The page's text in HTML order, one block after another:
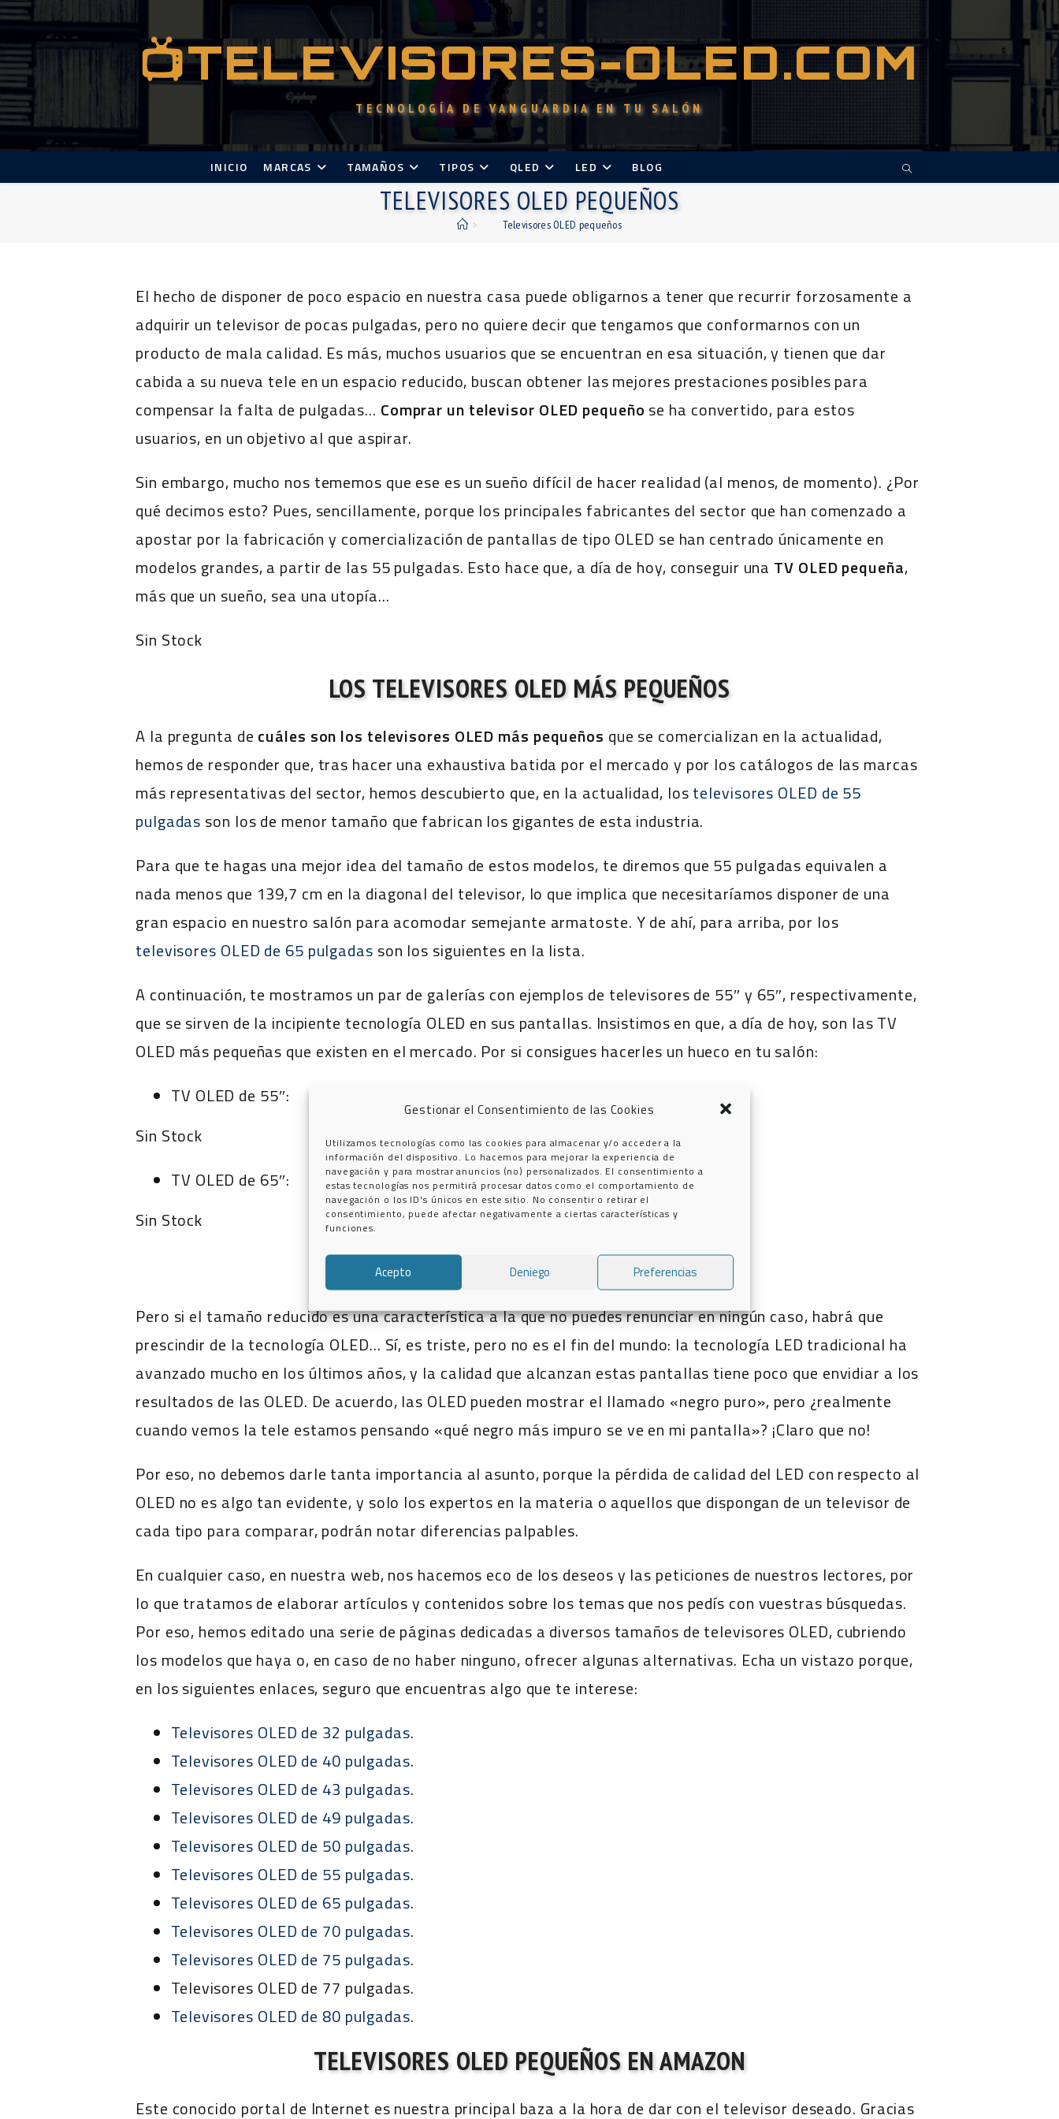
Gestionar el Consentimiento de las Cookies
Utilizamos tecnologías como las cookies para almacenar y/o acceder a la
información del dispositivo. Lo hacemos para mejorar la experiencia de
navegación y para mostrar anuncios (no) personalizados. El consentimiento a
estas tecnologías nos permitirá procesar datos como el comportamiento de
navegación o los ID's únicos en este sitio. No consentir o retirar el
consentimiento, puede afectar negativamente a ciertas características y
funciones.
Acepto Deniego Preferencias
Ir
contenido
📺TELEVISORES-OLED.COM
TECNOLOGÍA DE VANGUARDIA EN TU SALÓN
INICIO MARCAS TAMAÑOS TIPOS QLED LED BLOG
TELEVISORES OLED PEQUEÑOS
> Televisores OLED pequeños
El hecho de disponer de poco espacio en nuestra casa puede obligarnos a tener que recurrir forzosamente a
adquirir un televisor de pocas pulgadas, pero no quiere decir que tengamos que conformarnos con un
producto de mala calidad. Es más, muchos usuarios que se encuentran en esa situación, y tienen que dar
cabida a su nueva tele en un espacio reducido, buscan obtener las mejores prestaciones posibles para
compensar la falta de pulgadas… Comprar un televisor OLED pequeño se ha convertido, para estos
usuarios, en un objetivo al que aspirar.
Sin embargo, mucho nos tememos que ese es un sueño difícil de hacer realidad (al menos, de momento). ¿Por
qué decimos esto? Pues, sencillamente, porque los principales fabricantes del sector que han comenzado a
apostar por la fabricación y comercialización de pantallas de tipo OLED se han centrado únicamente en
modelos grandes, a partir de las 55 pulgadas. Esto hace que, a día de hoy, conseguir una TV OLED pequeña,
más que un sueño, sea una utopía…
Sin Stock
LOS TELEVISORES OLED MÁS PEQUEÑOS
A la pregunta de cuáles son los televisores OLED más pequeños que se comercializan en la actualidad,
hemos de responder que, tras hacer una exhaustiva batida por el mercado y por los catálogos de las marcas
más representativas del sector, hemos descubierto que, en la actualidad, lostelevisores OLED de 55
pulgadas son los de menor tamaño que fabrican los gigantes de esta industria.
Para que te hagas una mejor idea del tamaño de estos modelos, te diremos que 55 pulgadas equivalen a
nada menos que 139,7 cm en la diagonal del televisor, lo que implica que necesitaríamos disponer de una
gran espacio en nuestro salón para acomodar semejante armatoste. Y de ahí, para arriba, por los
televisores OLED de 65 pulgadas son los siguientes en la lista.
A continuación, te mostramos un par de galerías con ejemplos de televisores de 55″ y 65″, respectivamente,
que se sirven de la incipiente tecnología OLED en sus pantallas. Insistimos en que, a día de hoy, son las TV
OLED más pequeñas que existen en el mercado. Por si consigues hacerles un hueco en tu salón:
TV OLED de 55″:
Sin Stock
TV OLED de 65″:
Sin Stock
COMPRAR UN TV OLED PEQUEÑO
Pero si el tamaño reducido es una característica a la que no puedes renunciar en ningún caso, habrá que
prescindir de la tecnología OLED… Sí, es triste, pero no es el fin del mundo: la tecnología LED tradicional ha
avanzado mucho en los últimos años, y la calidad que alcanzan estas pantallas tiene poco que envidiar a los
resultados de las OLED. De acuerdo, las OLED pueden mostrar el llamado «negro puro», pero ¿realmente
cuando vemos la tele estamos pensando «qué negro más impuro se ve en mi pantalla»? ¡Claro que no!
Por eso, no debemos darle tanta importancia al asunto, porque la pérdida de calidad del LED con respecto al
OLED no es algo tan evidente, y solo los expertos en la materia o aquellos que dispongan de un televisor de
cada tipo para comparar, podrán notar diferencias palpables.
En cualquier caso, en nuestra web, nos hacemos eco de los deseos y las peticiones de nuestros lectores, por
lo que tratamos de elaborar artículos y contenidos sobre los temas que nos pedís con vuestras búsquedas.
Por eso, hemos editado una serie de páginas dedicadas a diversos tamaños de televisores OLED, cubriendo
los modelos que haya o, en caso de no haber ninguno, ofrecer algunas alternativas. Echa un vistazo porque,
en los siguientes enlaces, seguro que encuentras algo que te interese:
Televisores OLED de 32 pulgadas.
Televisores OLED de 40 pulgadas.
Televisores OLED de 43 pulgadas.
Televisores OLED de 49 pulgadas.
Televisores OLED de 50 pulgadas.
Televisores OLED de 55 pulgadas.
Televisores OLED de 65 pulgadas.
Televisores OLED de 70 pulgadas.
Televisores OLED de 75 pulgadas.
Televisores OLED de 77 pulgadas.
Televisores OLED de 80 pulgadas.
TELEVISORES OLED PEQUEÑOS EN AMAZON
Este conocido portal de Internet es nuestra principal baza a la hora de dar con el televisor deseado. Gracias